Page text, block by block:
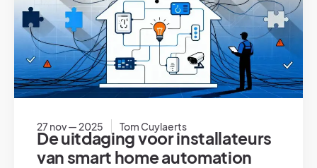
27 nov — 2025 Tom Cuylaerts
De uitdaging voor installateurs
van smart home automation